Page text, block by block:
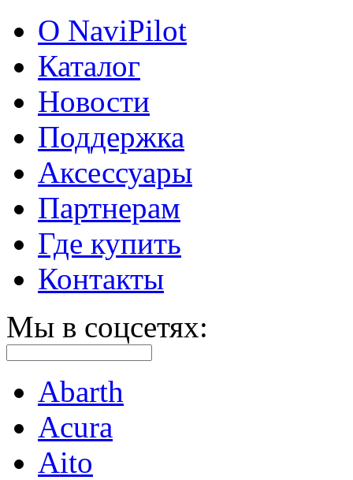
О NaviPilot
Каталог
Новости
Поддержка
Аксессуары
Партнерам
Где купить
Контакты
Мы в соцсетях:
Abarth
Acura
Aito